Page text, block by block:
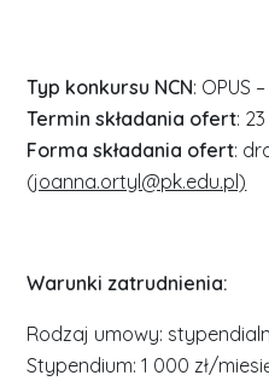
Typ konkursu NCN: OPUS
Termin składania ofert:
Forma składania ofert:
(joanna.ortyl@pk.edu.pl)
Warunki zatrudnienia:
Rodzaj umowy:
Stypendium: 1 000 zł/